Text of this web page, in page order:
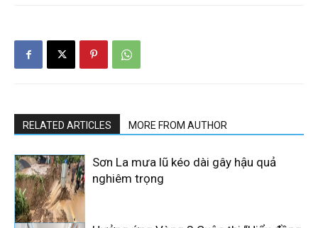
RELATED ARTICLES MORE FROM AUTHOR
Sơn La mưa lũ kéo dài gây hậu quả
nghiêm trọng